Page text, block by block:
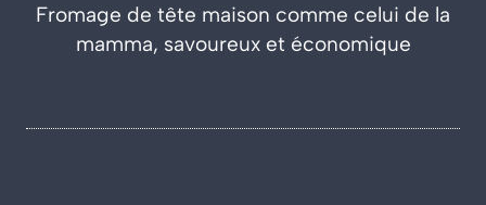
Fromage de tête maison comme celui de la
mamma, savoureux et économique